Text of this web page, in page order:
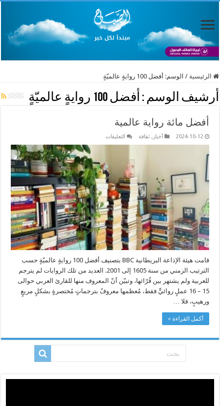
الرئيسية / الوسم: أفضل 100 روايةٍ عالميّةٍ
أرشيف الوسم : أفضل 100 روايةٍ عالميّةٍ
أفضل مائة رواية عالمية
2024-10-12 أخبار ,ثقافة التعليقات
عالمية
مغلقة
قامت هيئة الإذاعة البريطانية BBC بتصنيف أفضل 100 روايةٍ عالميّةٍ حسب
الترتيب الزمني من سنة 1605 إلى 2001. العديد من تلك الروايات لم يترجم
للعربية ولم يشتهر بين قُرّائها، وتبيّن أنّ المعروف منها للقارئ العربي حوالى
15 – 16 عملٍ روائيٍّ فقط، مُعظمها معروفٌ بترجماتٍ مُختصرةٍ بشكلٍ مريعٍ
ورهيبٍ، فلا …
أكمل القراءة »